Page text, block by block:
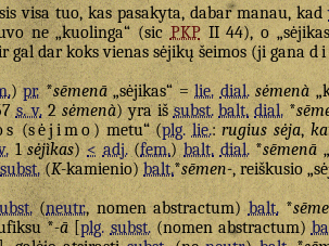
visa tuo, kas pasakyta, dabar manau, kad
ne „kuolinga“ (sicPKPII 44), o
gal dar koks vienas sėjikų šeimos (ji gana
)pr.*sēmenā„sėjikas“ =lie. dial. sėmenà
s. v.2sėmenà) yra išsubst. balt. dial.*
(sėjimo) metu“ (plg. lie.:rugius sėja,
1sėjìkas)< adj.(fem.)balt. dial.*sēmenā
subst.(K-kamienio)balt.*sēmen-, reiškusio
(neutr., nomen abstractum)balt.*
*-ā[plg. subst.(nomen abstractum)